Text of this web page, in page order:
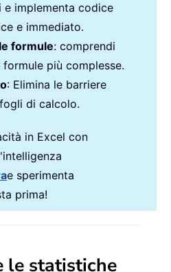
e implementa codice
e immediato.
formule: comprendi
più complesse.
: Elimina le barriere
di calcolo.
in Excel con
e sperimenta
prima!
le statistiche